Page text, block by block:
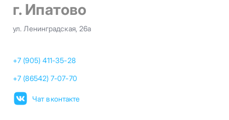
г. Ипатово
ул. Ленинградская, 26а
+7 (905) 411-35-28
+7 (86542) 7-07-70
Чат вконтакте